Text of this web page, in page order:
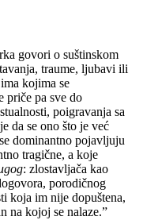
govori o suštinskom
traume, ljubavi ili
kojima se
priče pa sve do
poigravanja sa
da se ono što je već
dominantno pojavljuju
tragične, a koje
: zlostavljača kao
porodičnog
koja im nije dopuštena,
na kojoj se nalaze.”